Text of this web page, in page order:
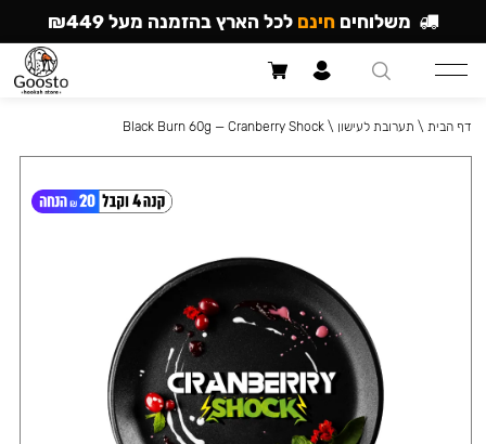
דף הבית \ תערובת לעישון \
Black Burn 60g — Cranberry Shock
משלוחים חינם לכל הארץ בהזמנה מעל ₪449